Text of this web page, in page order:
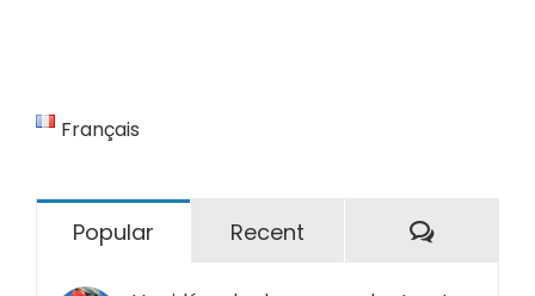
Français
Popular Recent